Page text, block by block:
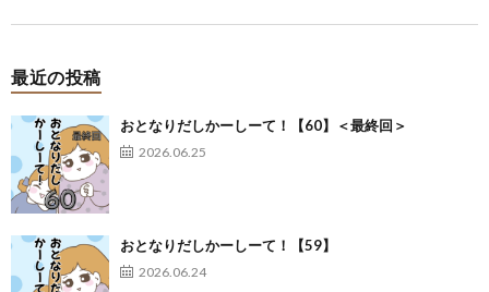
最近の投稿
おとなりだしかーしーて！【60】＜最終回＞
2026.06.25
おとなりだしかーしーて！【59】
2026.06.24